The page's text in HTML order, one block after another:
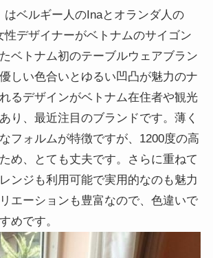
はベルギー人のInaとオランダ人の
性デザイナーがベトナムのサイゴン
ベトナム初のテーブルウェアブラン
しい色合いとゆるい凹凸が魅力のナ
るデザインがベトナム在住者や観光
り、最近注目のブランドです。薄く
フォルムが特徴ですが、1200度の高
め、とても丈夫です。さらに重ねて
ンジも利用可能で実用的なのも魅力
エーションも豊富なので、色違いで
めです。